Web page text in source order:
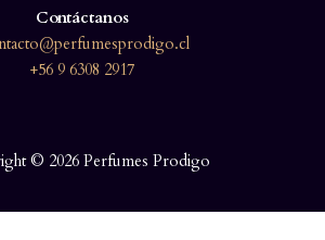
Contáctanos
+56 9 6308 2917
© 2026 Perfumes Prodigo